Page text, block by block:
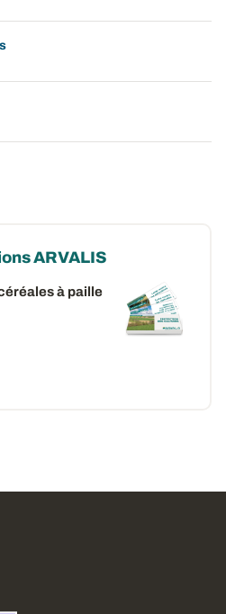
ARVALIS
à paille